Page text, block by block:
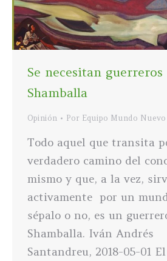
Se necesitan guerreros
Shamballa
Opinión Por Equipo Mundo Nuevo
Todo aquel que transita
verdadero camino del
mismo y que, a la vez,
activamente por un
sépalo o no, es un
Shamballa. Iván Andrés
Santandreu, 2018-05-01